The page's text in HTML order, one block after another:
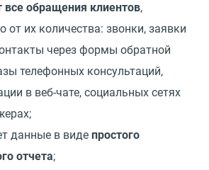
все обращения клиентов,
от их количества: звонки, заявки
через формы обратной
телефонных консультаций,
в веб-чате, социальных сетях
данные в виде простого
отчета;